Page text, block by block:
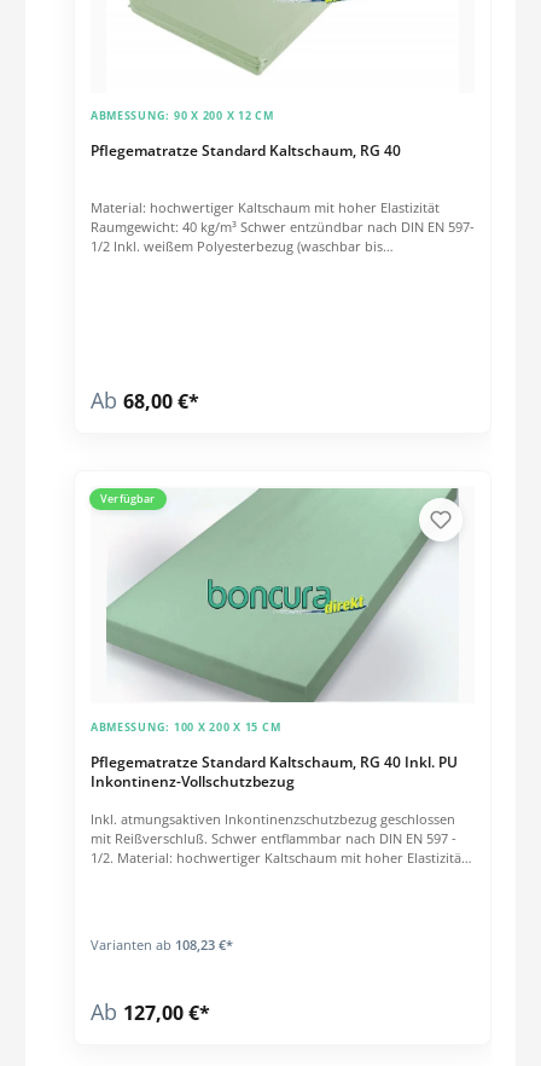
Pflegematratze Standard Kaltschaum, RG 40
ABMESSUNG: 90 X 200 X 12 CM
Material: hochwertiger Kaltschaum mit hoher Elastizität
Raumgewicht: 40 kg/m³ Schwer entzündbar nach DIN EN 597-
1/2 Inkl. weißem Polyesterbezug (waschbar bis
Ab 68,00 €*
Verfügbar
Pflegematratze Standard Kaltschaum, RG 40 Inkl. PU
Inkontinenz-Vollschutzbezug
ABMESSUNG: 100 X 200 X 15 CM
Inkl. atmungsaktiven Inkontinenzschutzbezug geschlossen
mit Reißverschluß. Schwer entflammbar nach DIN EN 597 -
1/2. Material: hochwertiger Kaltschaum mit hoher Elastizität.
Varianten ab 108,23 €*
Ab 127,00 €*